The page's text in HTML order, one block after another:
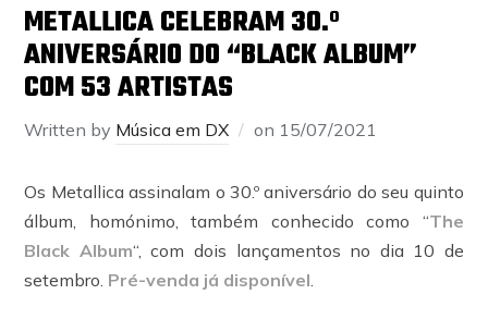
METALLICA CELEBRAM 30.º
ANIVERSÁRIO DO “BLACK ALBUM”
COM 53 ARTISTAS
Written by Música em DX on 15/07/2021
Os Metallica assinalam o 30.º aniversário do seu quinto
álbum, homónimo, também conhecido como “The
Black Album“, com dois lançamentos no dia 10 de
setembro. Pré-venda já disponível.